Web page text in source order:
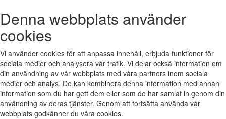
Denna webbplats använder
cookies
Vi använder cookies för att anpassa innehåll, erbjuda funktioner för
sociala medier och analysera vår trafik. Vi delar också information om
din användning av vår webbplats med våra partners inom sociala
medier och analys. De kan kombinera denna information med annan
information som du har gett dem eller som de har samlat in genom din
användning av deras tjänster. Genom att fortsätta använda vår
webbplats godkänner du våra cookies.